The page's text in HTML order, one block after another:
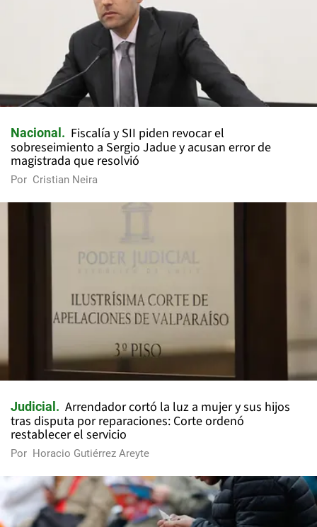
Nacional
Fiscalía y SII piden revocar el
sobreseimiento a Sergio Jadue y acusan error de
magistrada que resolvió
Por Cristian Neira
Judicial
Arrendador cortó la luz a mujer y sus hijos
tras disputa por reparaciones: Corte ordenó
restablecer el servicio
Por Horacio Gutiérrez Areyte